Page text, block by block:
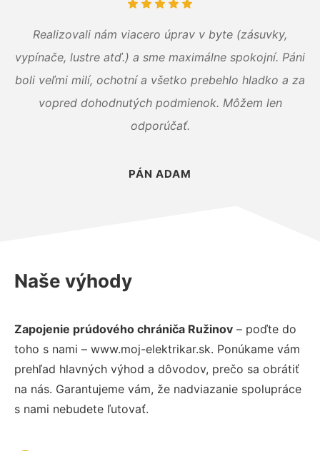
Realizovali nám viacero úprav v byte (zásuvky,
vypínače, lustre atď.) a sme maximálne spokojní. Páni
boli veľmi milí, ochotní a všetko prebehlo hladko a za
vopred dohodnutých podmienok. Môžem len
odporúčať.
PÁN ADAM
Naše výhody
Zapojenie prúdového chrániča Ružinov – poďte do
toho s nami – www.moj-elektrikar.sk. Ponúkame vám
prehľad hlavných výhod a dôvodov, prečo sa obrátiť
na nás. Garantujeme vám, že nadviazanie spolupráce
s nami nebudete ľutovať.